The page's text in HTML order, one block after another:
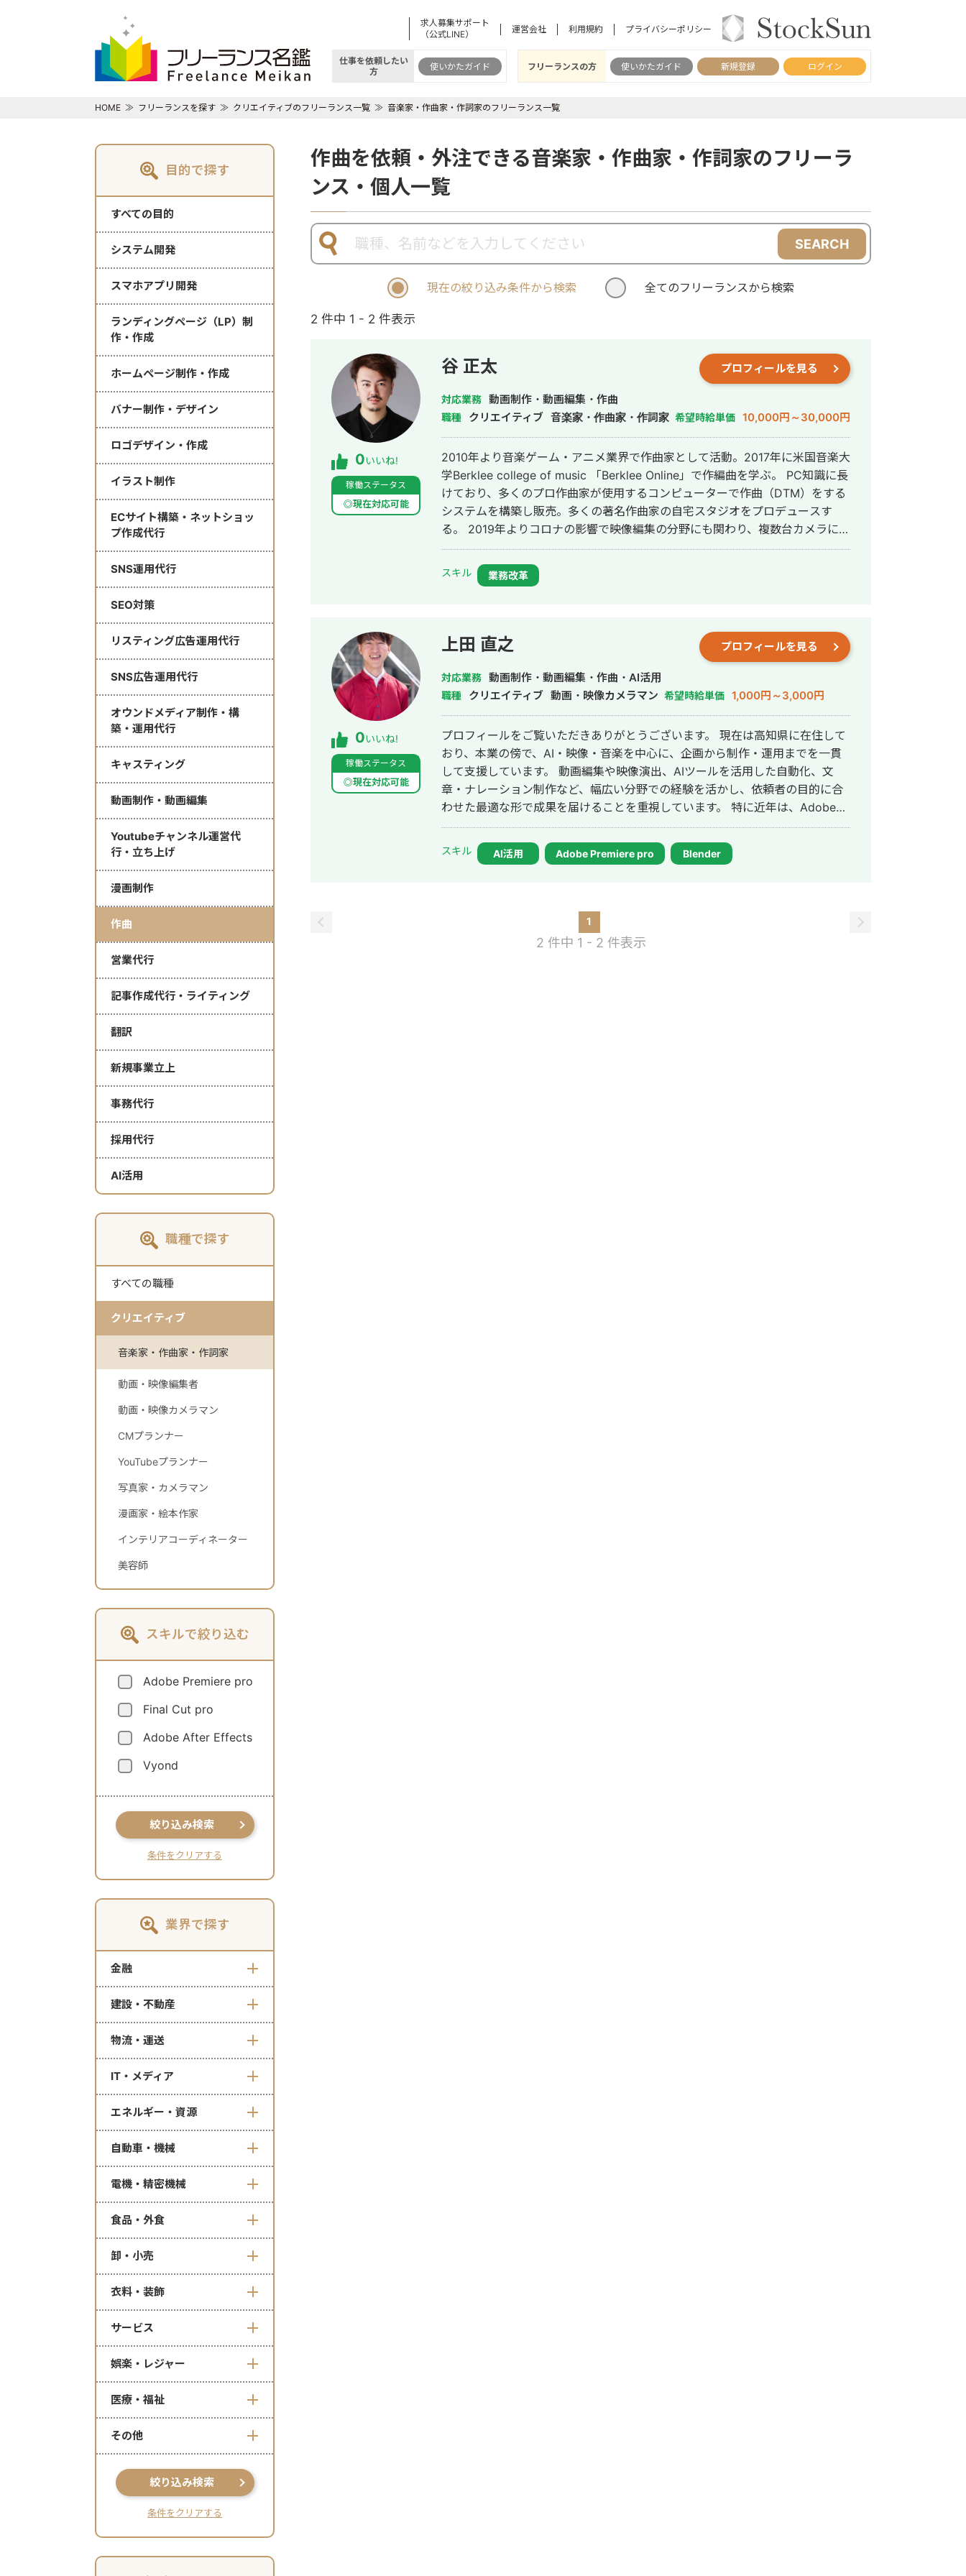
求人募集サポート
（公式LINE）
運営会社 利用規約 プライバシーポリシー
仕事を依頼したい
方
使いかたガイド フリーランスの方 使いかたガイド 新規登録 ログイン
HOME フリーランスを探す クリエイティブのフリーランス一覧 音楽家・作曲家・作詞家のフリーランス一覧
目的で探す
すべての目的
システム開発
スマホアプリ開発
ランディングページ（LP）制
作・作成
ホームページ制作・作成
バナー制作・デザイン
ロゴデザイン・作成
イラスト制作
ECサイト構築・ネットショッ
プ作成代行
SNS運用代行
SEO対策
リスティング広告運用代行
SNS広告運用代行
オウンドメディア制作・構
築・運用代行
キャスティング
動画制作・動画編集
Youtubeチャンネル運営代
行・立ち上げ
漫画制作
作曲
営業代行
記事作成代行・ライティング
翻訳
新規事業立上
事務代行
採用代行
AI活用
職種で探す
すべての職種
クリエイティブ
音楽家・作曲家・作詞家
動画・映像編集者
動画・映像カメラマン
CMプランナー
YouTubeプランナー
写真家・カメラマン
漫画家・絵本作家
インテリアコーディネーター
美容師
スキルで絞り込む
Adobe Premiere pro
Final Cut pro
Adobe After Effects
Vyond
絞り込み検索
条件をクリアする
業界で探す
金融
建設・不動産
物流・運送
IT・メディア
エネルギー・資源
自動車・機械
電機・精密機械
食品・外食
卸・小売
衣料・装飾
サービス
娯楽・レジャー
医療・福祉
その他
絞り込み検索
条件をクリアする
作曲を依頼・外注できる音楽家・作曲家・作詞家のフリーラ
ンス・個人一覧
SEARCH
現在の絞り込み条件から検索 全てのフリーランスから検索
2 件中 1 - 2 件表示
0いいね!
稼働ステータス
◎現在対応可能
谷 正太 プロフィールを見る
対応業務 動画制作・動画編集・作曲
職種 クリエイティブ 音楽家・作曲家・作詞家 希望時給単価 10,000円～30,000円
2010年より音楽ゲーム・アニメ業界で作曲家として活動。2017年に米国音楽大
学Berklee college of music 「Berklee Online」で作編曲を学ぶ。 PC知識に長
けており、多くのプロ作曲家が使用するコンピューターで作曲（DTM）をする
システムを構築し販売。多くの著名作曲家の自宅スタジオをプロデュースす
る。 2019年よりコロナの影響で映像編集の分野にも関わり、複数台カメラによ
る撮影（最大4台）から編集・MA（音声編集）まで一括のパッケージでの業務
を開始。 【主な作品実績】 ■TVアニメ「のうりん」挿入歌 「コードレス☆
照れ☆ PHONE」草壁ゆか（CV:田村ゆかり） ※オリコンデイリー最高位５位
様 ゲーム「太鼓の達人」ナムコオリジナル「朱の旋律」 ※一般社団法人 全
日本アミューズメント施設営業者協会連合会（AOU）主催 第二回 「天下一音
ゲ祭」全国頂上決戦課題曲 ■スクウェア・エニクス 様 ゲーム「Guns
N’Souls」キャラクターソング「Hopeful World」 ■Rayark 様 携帯Appゲー
スキル 業務改革
0いいね!
稼働ステータス
◎現在対応可能
上田 直之 プロフィールを見る
対応業務 動画制作・動画編集・作曲・AI活用
職種 クリエイティブ 動画・映像カメラマン 希望時給単価 1,000円～3,000円
プロフィールをご覧いただきありがとうございます。 現在は高知県に在住して
おり、本業の傍で、AI・映像・音楽を中心に、企画から制作・運用までを一貫
して支援しています。 動画編集や映像演出、AIツールを活用した自動化、文
章・ナレーション制作など、幅広い分野での経験を活かし、依頼者の目的に合
わせた最適な形で成果を届けることを重視しています。 特に近年は、Adobe
Premiere ProやAfter Effectsを用いた映像編集、SunoやRunwayなどのAIツー
ルを用いた音楽・映像制作、ChatGPTやClaudeなどを組み合わせた業務自動
化・効率化の仕組みづくりに力を入れています。単に見た目の美しさや技術的
入れており、SNS投稿文、インタビュー記事、note連載、企画提案書など、幅
広い文体に対応可能です。特に、感情の温度やリズムを大切にした“話しかける
ような文体”を得意としています。 目的や業種に応じて柔軟に対応できるのが強
スキル AI活用 Adobe Premiere pro Blender
1
2 件中 1 - 2 件表示